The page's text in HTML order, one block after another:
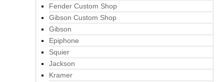
Fender Custom Shop
Gibson Custom Shop
Gibson
Epiphone
Squier
Jackson
Kramer